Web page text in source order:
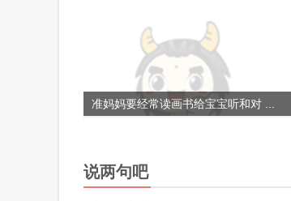
准妈妈要经常读画书给宝宝听和对 ...
说两句吧